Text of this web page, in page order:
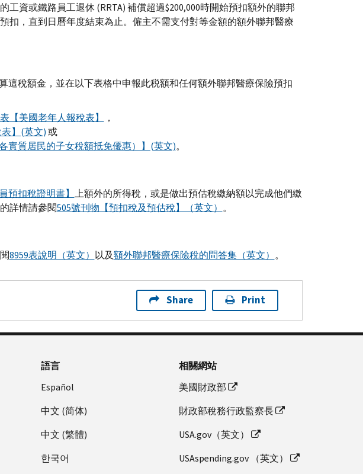
資或鐵路員工退休 (RRTA) 補償超過$200,000時開始預扣額外的聯邦
扣，直到日曆年度結束為止。僱主不需支付對等金額的額外聯邦醫療
這稅額金，並在以下表格中申報此税額和任何額外聯邦醫療保險預扣
【美國老年人報稅表】
，
】(英文)或
實質居民的子女稅額抵免優惠）】(英文)。
預扣稅證明書】 上額外的所得稅，或是做出預估稅繳納額以完成他們繳
詳情請參閱505號刊物【預扣稅及預估稅】（英文） 。
8959表說明（英文） 以及額外聯邦醫療保險稅的問答集（英文） 。
Share Print
語言
Español
中文 (简体)
中文 (繁體)
한국어
相關網站
美國財政部
財政部稅務行政監察長
USA.gov（英文）
USAspending.gov （英文）